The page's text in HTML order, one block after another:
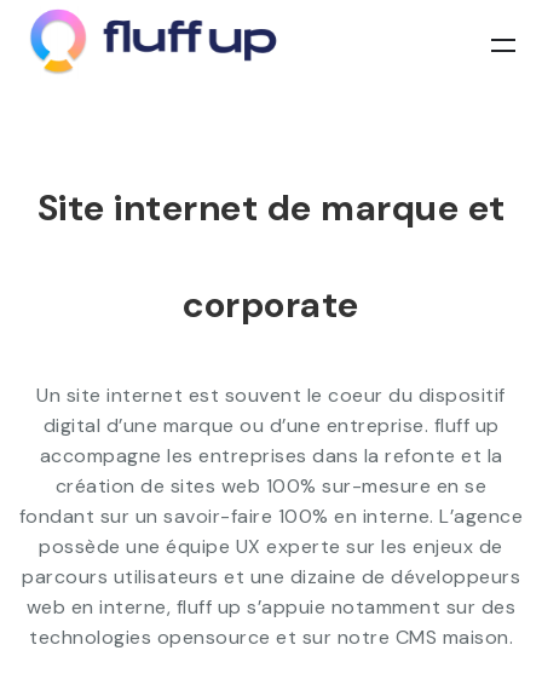
Site internet de marque et
corporate
Un site internet est souvent le coeur du dispositif
digital d’une marque ou d’une entreprise. fluff up
accompagne les entreprises dans la refonte et la
création de sites web 100% sur-mesure en se
fondant sur un savoir-faire 100% en interne. L’agence
possède une équipe UX experte sur les enjeux de
parcours utilisateurs et une dizaine de développeurs
web en interne, fluff up s’appuie notamment sur des
technologies opensource et sur notre CMS maison.